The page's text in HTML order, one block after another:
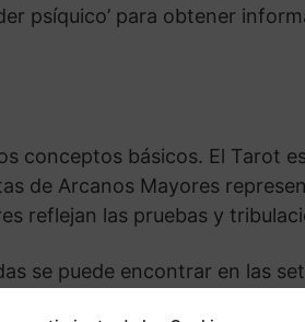
psíquico’ para obtener
conceptos básicos. El Tarot
de Arcanos Mayores
reflejan las pruebas y
se puede encontrar en las
exactas que necesitamos